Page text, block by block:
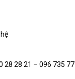
28 28 21 – 096 735